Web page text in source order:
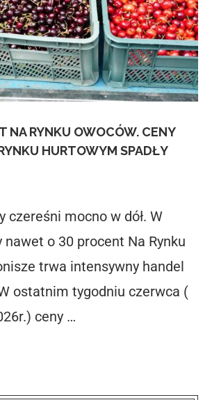
NA RYNKU OWOCÓW. CENY
HURTOWYM SPADŁY
czereśni mocno w dół. W
nawet o 30 procent Na Rynku
trwa intensywny handel
ostatnim tygodniu czerwca (
ceny …